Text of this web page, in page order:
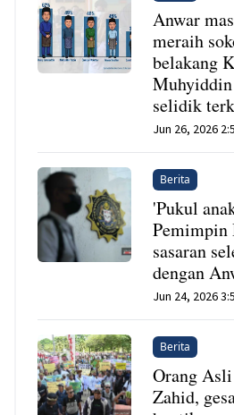
Anwar
meraih
belakang
selidik
Jun 26, 2026
Berita
'Pukul
Pemimpin
sasaran
dengan
Jun 24, 2026
Berita
Orang
Zahid,